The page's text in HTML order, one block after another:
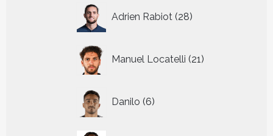
Adrien Rabiot 28
producten
Manuel Locatelli 21
producten
Danilo 6
producten